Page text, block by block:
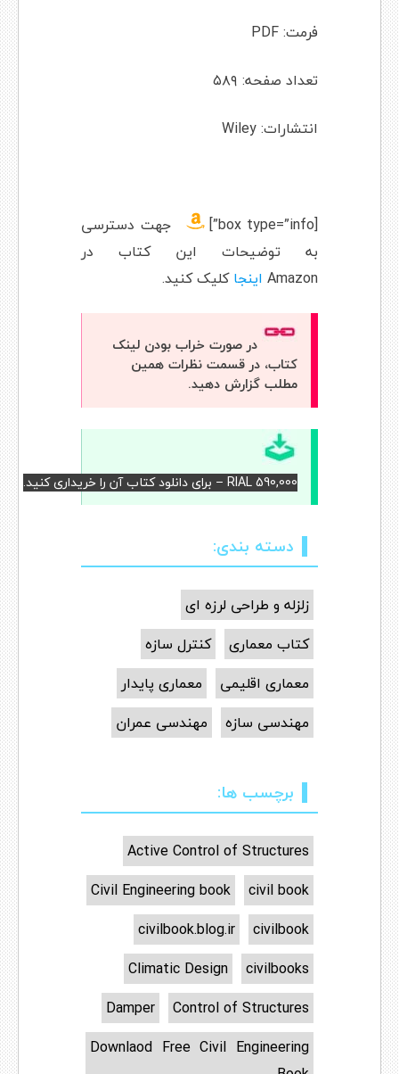
فرمت: PDF
تعداد صفحه: ۵۸۹
انتشارات: Wiley
[box type=”info”]
جهت دسترسی
به توضیحات این کتاب در
Amazon اینجاکلیک کنید.
در صورت خراب بودن لینک
کتاب، در قسمت نظرات همین
مطلب گزارش دهید.
RIAL 590,000 – برای دانلود کتاب آن را خریداری کنید.
دسته بندی:
زلزله و طراحی لرزه ای
کتاب معماری
کنترل سازه
معماری اقلیمی
معماری پایدار
مهندسی سازه
مهندسی عمران
برچسب ها:
Active Control of Structures
civil book
Civil Engineering book
civilbook
civilbook.blog.ir
civilbooks
Climatic Design
Control of Structures
Damper
Downlaod Free Civil Engineering